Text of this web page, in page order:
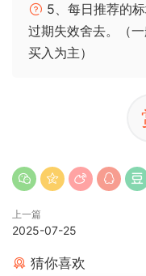
5、每日推荐的
过期失效舍去。（
买入为主）
上一篇
2025-07-25
猜你喜欢